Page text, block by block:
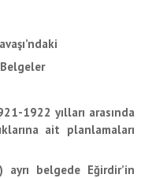
1922 yılları arasında
ait planlamaları
ayrı belgede Eğirdir’in